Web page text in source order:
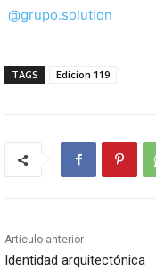
@grupo.solution
TAGS Edicion 119
Articulo anterior
Identidad arquitectónica